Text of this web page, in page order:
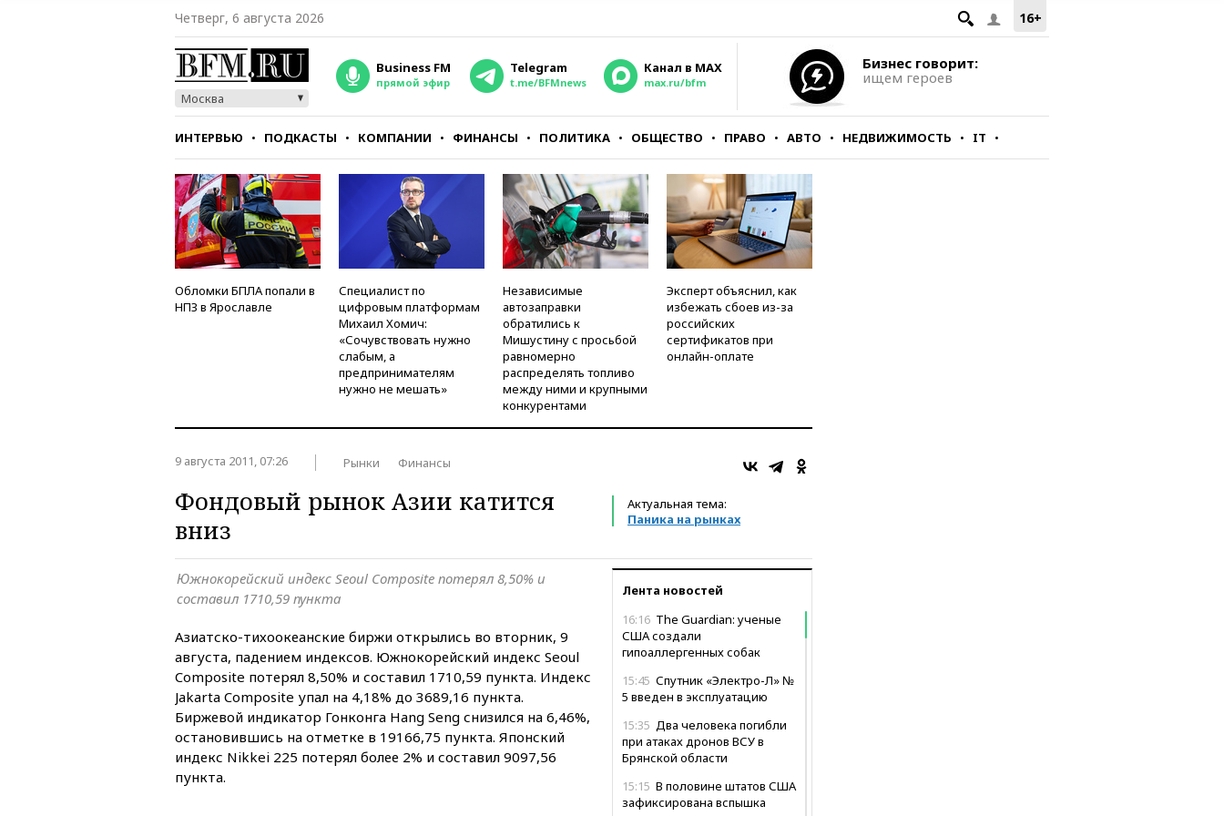
16+
Четверг, 6 августа 2026
Москва
Business FM
прямой эфир
Telegram
t.me/BFMnews
Канал в MAX
max.ru/bfm
Бизнес говорит:
ищем героев
ИНТЕРВЬЮ ПОДКАСТЫ КОМПАНИИ ФИНАНСЫ ПОЛИТИКА ОБЩЕСТВО ПРАВО АВТО НЕДВИЖИМОСТЬ IT
СТИЛЬ ТЕСТЫ
Обломки БПЛА попали в
НПЗ в Ярославле
Специалист по
цифровым платформам
Михаил Хомич:
«Сочувствовать нужно
слабым, а
предпринимателям
нужно не мешать»
Независимые
автозаправки
обратились к
Мишустину с просьбой
равномерно
распределять топливо
между ними и крупными
конкурентами
Эксперт объяснил, как
избежать сбоев из-за
российских
сертификатов при
онлайн-оплате
9 августа 2011, 07:26 Рынки Финансы
Актуальная тема:
Паника на рынках
Фондовый рынок Азии катится
вниз
Лента новостей
16:16 The Guardian: ученые
США создали
гипоаллергенных собак
15:45 Спутник «Электро-Л» №
5 введен в эксплуатацию
15:35 Два человека погибли
при атаках дронов ВСУ в
Брянской области
15:15 В половине штатов США
зафиксирована вспышка
Южнокорейский индекс Seoul Composite потерял 8,50% и
составил 1710,59 пункта
Азиатско-тихоокеанские биржи открылись во вторник, 9
августа, падением индексов. Южнокорейский индекс Seoul
Composite потерял 8,50% и составил 1710,59 пункта. Индекс
Jakarta Composite упал на 4,18% до 3689,16 пункта.
Биржевой индикатор Гонконга Hang Seng снизился на 6,46%,
остановившись на отметке в 19166,75 пункта. Японский
индекс Nikkei 225 потерял более 2% и составил 9097,56
пункта.